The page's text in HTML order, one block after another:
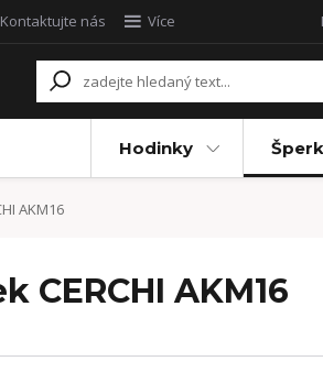
Kontaktujte nás Více
Hodinky
AKM16
CERCHI AKM16